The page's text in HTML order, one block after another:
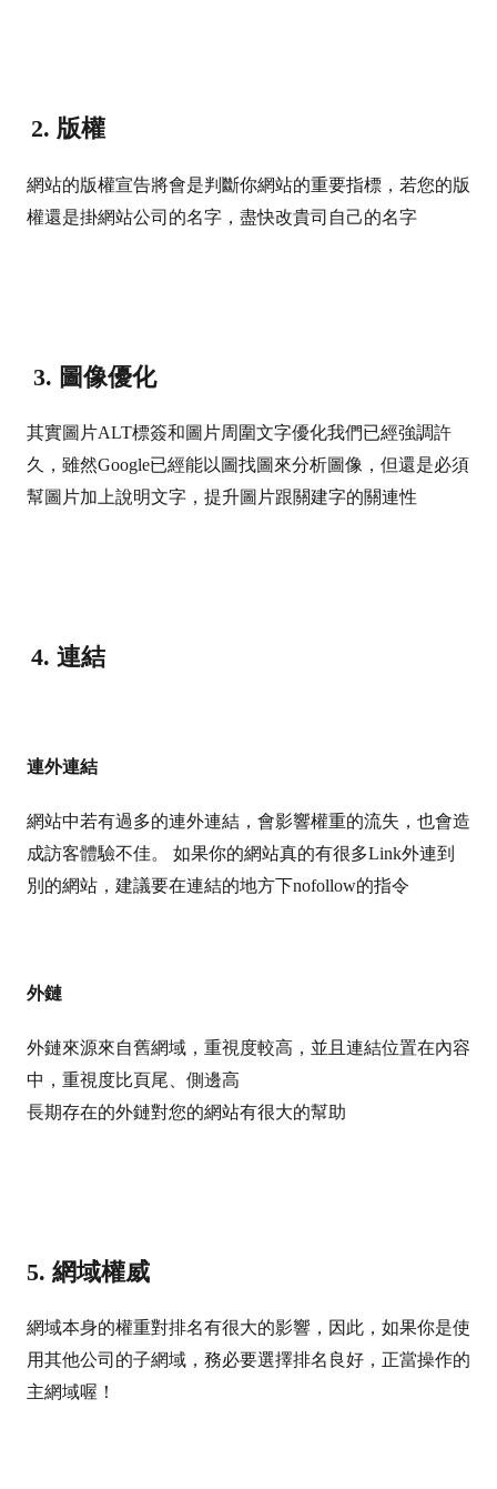
2. 版權
網站的版權宣告將會是判斷你網站的重要指標， 若您的版
權還是掛網站公司的名字，盡快改貴司自己的名字
3. 圖像優化
其實圖片ALT標簽和圖片周圍文字優化我們已經強調許
久， 雖然Google已經能以圖找圖來分析圖像，但還是必須
幫圖片加上說明文字，提升圖片跟關建字的關連性
4. 連結
連外連結
網站中若有過多的連外連結，會影響權重的流失，也會造
成訪客體驗不佳。
如果你的網站真的有很多Link外連到
別的網站，建議要在連結的地方下nofollow的指令
外鏈
外鏈來源來自舊網域，重視度較高，並且連結位置在內容
中，重視度比頁尾、側邊高
長期存在的外鏈對您的網站有很大的幫助
5. 網域權威
網域本身的權重對排名有很大的影響，因此，如果你是使
用其他公司的子網域，務必要選擇排名良好，正當操作的
主網域喔！